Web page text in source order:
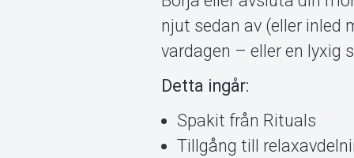
njut sedan av (eller inled
vardagen – eller en lyxig
Detta ingår:
Spakit från Rituals
Tillgång till